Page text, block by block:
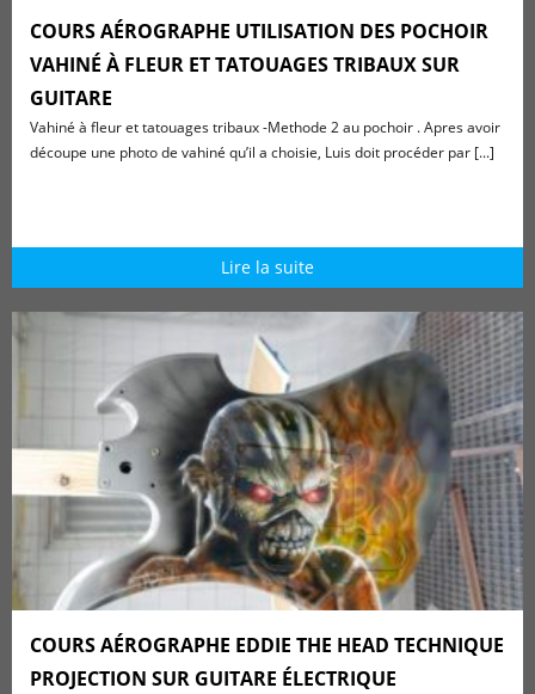
COURS AÉROGRAPHE UTILISATION DES POCHOIR
VAHINÉ À FLEUR ET TATOUAGES TRIBAUX SUR
GUITARE
Vahiné à fleur et tatouages tribaux -Methode 2 au pochoir . Apres avoir
découpe une photo de vahiné qu’il a choisie, Luis doit procéder par [...]
Lire la suite
COURS AÉROGRAPHE EDDIE THE HEAD TECHNIQUE
PROJECTION SUR GUITARE ÉLECTRIQUE